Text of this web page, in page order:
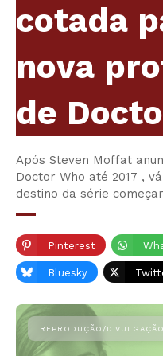
cotada
nova
de
Após Steven Moffat
Doctor Who até 2017 ,
destino da série
Pinterest
Bluesky